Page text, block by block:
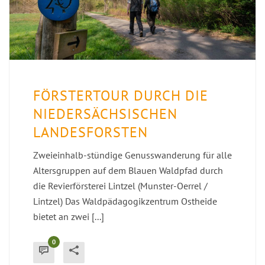
FÖRSTERTOUR DURCH DIE
NIEDERSÄCHSISCHEN
LANDESFORSTEN
Zweieinhalb-stündige Genusswanderung für alle
Altersgruppen auf dem Blauen Waldpfad durch
die Revierförsterei Lintzel (Munster-Oerrel /
Lintzel) Das Waldpädagogikzentrum Ostheide
bietet an zwei [...]
0